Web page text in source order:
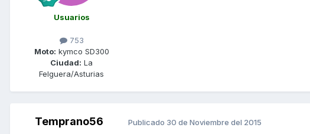
Usuarios
753
Moto: kymco SD300
Ciudad: La
Felguera/Asturias
Temprano56 Publicado 30 de Noviembre del 2015